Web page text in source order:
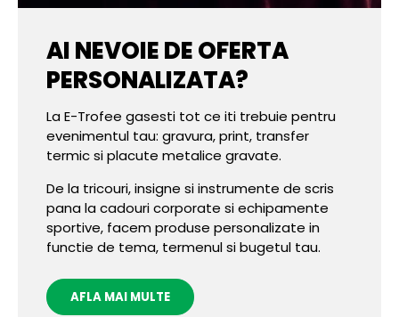
AI NEVOIE DE OFERTA
PERSONALIZATA?
La E-Trofee gasesti tot ce iti trebuie pentru
evenimentul tau: gravura, print, transfer
termic si placute metalice gravate.
De la tricouri, insigne si instrumente de scris
pana la cadouri corporate si echipamente
sportive, facem produse personalizate in
functie de tema, termenul si bugetul tau.
AFLA MAI MULTE